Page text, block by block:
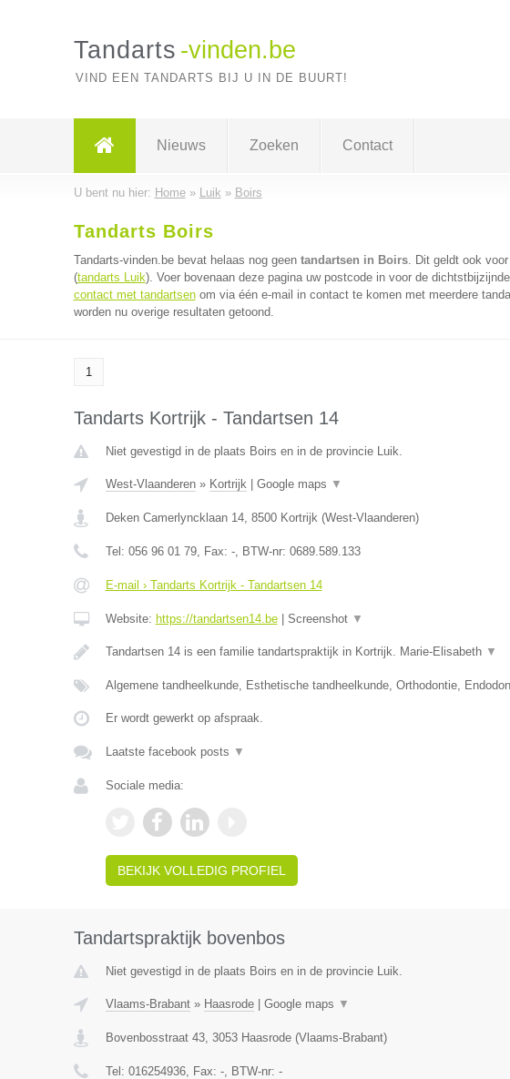
Tandarts -vinden.be
VIND EEN TANDARTS BIJ U IN DE BUURT!
Nieuws Zoeken Contact
U bent nu hier: Home» Luik » Boirs
Tandarts Boirs
Tandarts-vinden.be bevat helaas nog geen tandartsen in Boirs. Dit geldt ook
(tandarts Luik). Voer bovenaan deze pagina uw postcode in voor de
contact met tandartsenom via één e-mail in contact te komen met meerdere
worden nu overige resultaten getoond.
1
Tandarts Kortrijk - Tandartsen 14
Niet gevestigd in de plaats Boirs en in de provincie Luik.
West-Vlaanderen» Kortrijk| Google maps ▼
Deken Camerlyncklaan 14, 8500 Kortrijk(West-Vlaanderen)
Tel: 056 96 01 79, Fax: -, BTW-nr: 0689.589.133
E-mail › Tandarts Kortrijk - Tandartsen 14
Website: https://tandartsen14.be| Screenshot ▼
Tandartsen 14 is een familie tandartspraktijk in Kortrijk. Marie-Elisabeth ▼
Algemene tandheelkunde, Esthetische tandheelkunde, Orthodontie,
Er wordt gewerkt op afspraak.
Laatste facebook posts ▼
Sociale media:
BEKIJK VOLLEDIG PROFIEL
Tandartspraktijk bovenbos
Niet gevestigd in de plaats Boirs en in de provincie Luik.
Vlaams-Brabant» Haasrode| Google maps ▼
Bovenbosstraat 43, 3053 Haasrode(Vlaams-Brabant)
Tel: 016254936, Fax: -, BTW-nr: -